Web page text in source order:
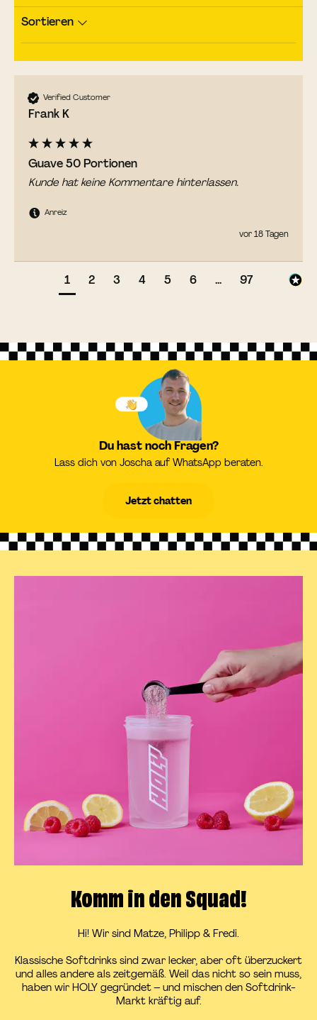
Sortieren
Verified Customer
Frank K
Guave 50 Portionen
Kunde hat keine Kommentare hinterlassen.
Anreiz
vor 18 Tagen
1 2 3 4 5 6 ... 97
Du hast noch Fragen?
Lass dich von Joscha auf WhatsApp beraten.
Jetzt chatten
Komm in den Squad!
Hi! Wir sind Matze, Philipp & Fredi.
Klassische Softdrinks sind zwar lecker, aber oft überzuckert
und alles andere als zeitgemäß. Weil das nicht so sein muss,
haben wir HOLY gegründet – und mischen den Softdrink-
Markt kräftig auf.